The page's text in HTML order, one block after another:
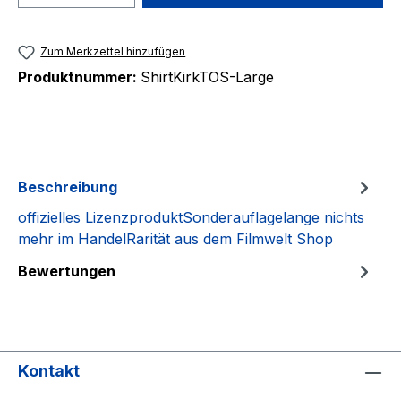
Zum Merkzettel hinzufügen
Produktnummer: ShirtKirkTOS-Large
Beschreibung
offizielles LizenzproduktSonderauflagelange nichts
mehr im HandelRarität aus dem Filmwelt Shop
Bewertungen
Kontakt